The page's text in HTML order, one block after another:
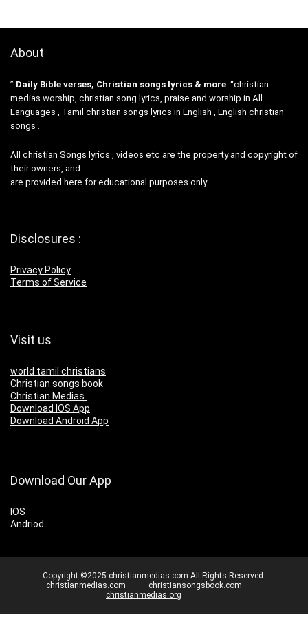
About
” Daily Bible verses, Christian songs lyrics & more “christian
medias worship, christian song lyrics, praise and worship in All
Languages , Tamil christian songs lyrics in English , English christian
songs .
All christian Songs lyrics , videos etc are the property and copyright of
their owners, and
are provided here for educational purposes only.
Disclosures :
Privacy Policy
Terms of Service
Visit us
world tamil christians
Christian songs book
Christian Medias
Download IOS App
Download Android App
Download Our App
IOS
Andriod
Copyright ©2025 christianmedias.com All Rights Reserved.
christianmedias.com
christiansongsbook.com
christianmedias.org